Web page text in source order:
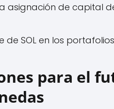
asignación de capital
de SOL en los
para el